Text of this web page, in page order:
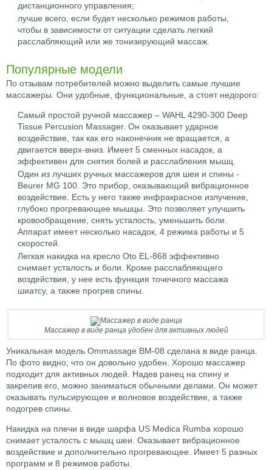
дистанционного управления;
лучше всего, если будет несколько режимов работы,
чтобы в зависимости от ситуации сделать легкий
расслабляющий или же тонизирующий массаж.
Популярные модели
По отзывам потребителей можно выделить самые лучшие
массажеры. Они удобные, функциональные, а стоят недорого:
Самый простой ручной массажер – WAHL 4290-300 Deep
Tissue Percusion Massager. Он оказывает ударное
воздействие, так как его наконечник не вращается, а
двигается вверх-вниз. Имеет 5 сменных насадок, а
эффективен для снятия болей и расслабления мышц.
Один из лучших ручных массажеров для шеи и спины -
Beurer MG 100. Это прибор, оказывающий вибрационное
воздействие. Есть у него также инфракрасное излучение,
глубоко прогревающее мышцы. Это позволяет улучшить
кровообращение, снять усталость, уменьшить боли.
Аппарат имеет несколько насадок, 4 режима работы и 5
скоростей.
Легкая накидка на кресло Oto EL-868 эффективно
снимает усталость и боли. Кроме расслабляющего
воздействия, у нее есть функция точечного массажа
шиатсу, а также прогрев спины.
Массажер в виде ранца удобен для активных людей
Уникальная модель Ommassage BM-08 сделана в виде ранца.
По фото видно, что он довольно удобен. Хорошо массажер
подходит для активных людей. Надев ранец на спину и
закрепив его, можно заниматься обычными делами. Он может
оказывать пульсирующее и волновое воздействие, а также
подогрев спины.
Накидка на плечи в виде шарфа US Medica Rumba хорошо
снимает усталость с мышц шеи. Оказывает вибрационное
воздействие и дополнительно прогревающее. Имеет 5 разных
программ и 8 режимов работы.